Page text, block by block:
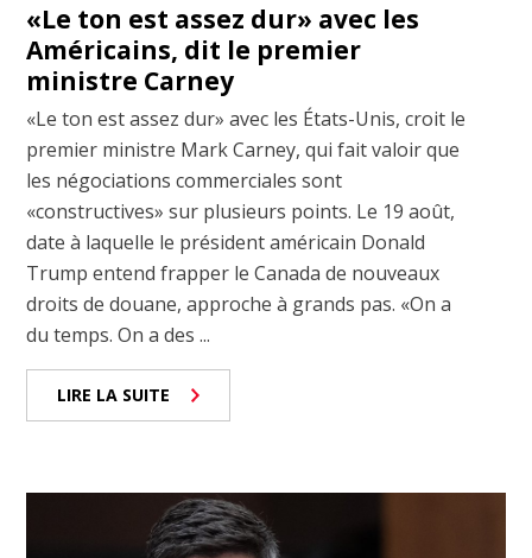
«Le ton est assez dur» avec les
Américains, dit le premier
ministre Carney
«Le ton est assez dur» avec les États-Unis, croit le
premier ministre Mark Carney, qui fait valoir que
les négociations commerciales sont
«constructives» sur plusieurs points. Le 19 août,
date à laquelle le président américain Donald
Trump entend frapper le Canada de nouveaux
droits de douane, approche à grands pas. «On a
du temps. On a des ...
LIRE LA SUITE